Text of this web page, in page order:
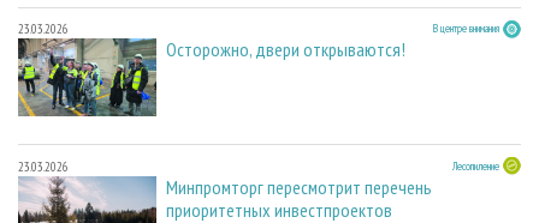
23.03.2026 В центре внимания
Осторожно, двери открываются!
23.03.2026 Лесопиление
Минпромторг пересмотрит перечень
приоритетных инвестпроектов